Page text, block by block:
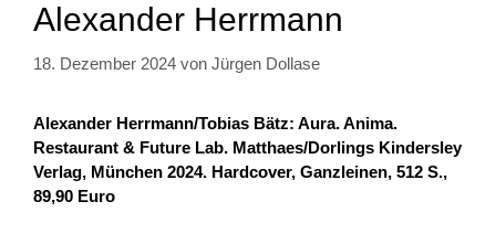
Alexander Herrmann
18. Dezember 2024 von Jürgen Dollase
Alexander Herrmann/Tobias Bätz: Aura.Anima.
Restaurant & Future Lab. Matthaes/Dorlings Kindersley
Verlag, München 2024. Hardcover, Ganzleinen, 512 S.,
89,90 Euro